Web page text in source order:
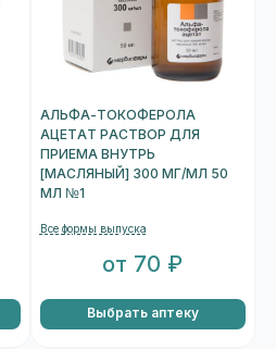
АЛЬФА-ТОКОФЕРОЛА
АЦЕТАТ РАСТВОР ДЛЯ
ПРИЕМА ВНУТРЬ
[МАСЛЯНЫЙ] 300 МГ/МЛ 50
МЛ №1
Все формы выпуска
от 70 ₽
Выбрать аптеку